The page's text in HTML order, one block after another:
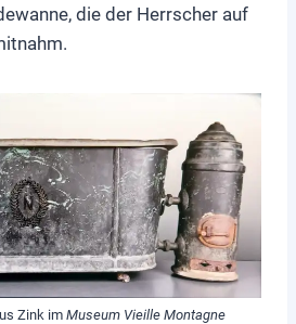
die der Herrscher auf
Zink im Museum Vieille Montagne